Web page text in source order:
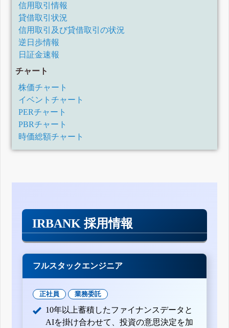
信用取引情報
貸借取引状況
信用取引及び貸借取引の状況
逆日歩情報
日証金速報
チャート
株価チャート
イベントチャート
PERチャート
PBRチャート
時価総額チャート
IRBANK 採用情報
フルスタックエンジニア
正社員 業務委託
10年以上蓄積したファイナンスデータと
AIを掛け合わせて、投資の意思決定を加